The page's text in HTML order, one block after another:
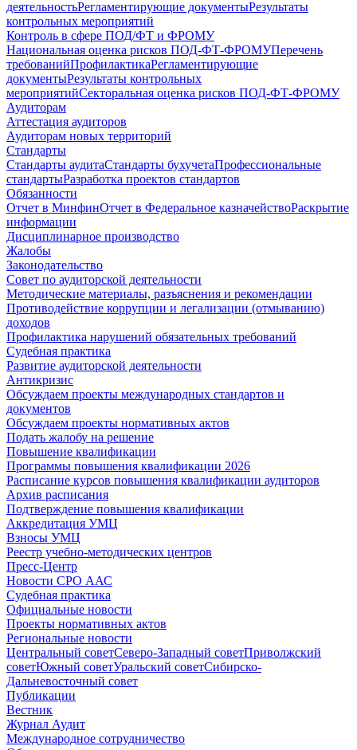
деятельностьРегламентирующие документыРезультаты
контрольных мероприятий
Контроль в сфере ПОД/ФТ и ФРОМУ
Национальная оценка рисков ПОД-ФТ-ФРОМУПеречень
требованийПрофилактикаРегламентирующие
документыРезультаты контрольных
мероприятийСекторальная оценка рисков ПОД-ФТ-ФРОМУ
Аудиторам
Аттестация аудиторов
Аудиторам новых территорий
Стандарты
Стандарты аудитаСтандарты бухучетаПрофессиональные
стандартыРазработка проектов стандартов
Обязанности
Отчет в МинфинОтчет в Федеральное казначействоРаскрытие
информации
Дисциплинарное производство
Жалобы
Законодательство
Совет по аудиторской деятельности
Методические материалы, разъяснения и рекомендации
Противодействие коррупции и легализации (отмыванию)
доходов
Профилактика нарушений обязательных требований
Судебная практика
Развитие аудиторской деятельности
Антикризис
Обсуждаем проекты международных стандартов и
документов
Обсуждаем проекты нормативных актов
Подать жалобу на решение
Повышение квалификации
Программы повышения квалификации 2026
Расписание курсов повышения квалификации аудиторов
Архив расписания
Подтверждение повышения квалификации
Аккредитация УМЦ
Взносы УМЦ
Реестр учебно-методических центров
Пресс-Центр
Новости СРО ААС
Судебная практика
Официальные новости
Проекты нормативных актов
Региональные новости
Центральный советСеверо-Западный советПриволжский
советЮжный советУральский советСибирско-
Дальневосточный совет
Публикации
Вестник
Журнал Аудит
Международное сотрудничество